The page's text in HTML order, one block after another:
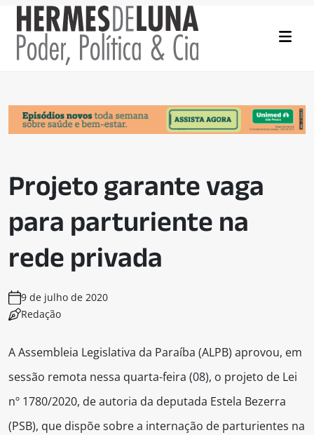
Projeto garante vaga
para parturiente na
rede privada
9 de julho de 2020
Redação
A Assembleia Legislativa da Paraíba (ALPB) aprovou, em
sessão remota nessa quarta-feira (08), o projeto de Lei
nº 1780/2020, de autoria da deputada Estela Bezerra
(PSB), que dispõe sobre a internação de parturientes na